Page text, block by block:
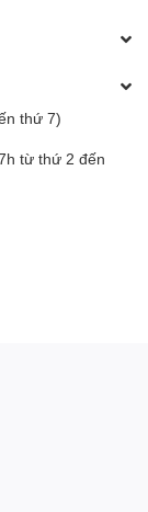
thứ 7)
từ thứ 2 đến